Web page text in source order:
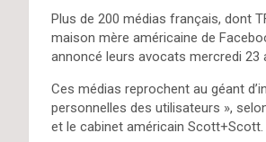
Plus de 200 médias français, dont
maison mère américaine de
annoncé leurs avocats mercredi 23
Ces médias reprochent au géant
personnelles des utilisateurs »,
et le cabinet américain Scott+Scott.